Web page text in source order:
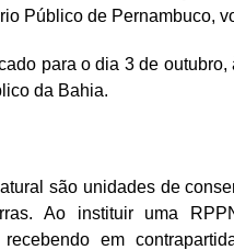
Público de Pernambuco,
para o dia 3 de
da Bahia.
são unidades de
Ao instituir uma
em